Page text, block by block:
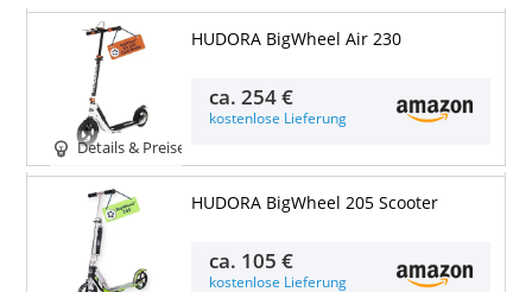
Details & Preise
HUDORA BigWheel Air 230
ca.254 €
kostenlose Lieferung
HUDORA BigWheel 205 Scooter
ca. 105 €
kostenlose Lieferung